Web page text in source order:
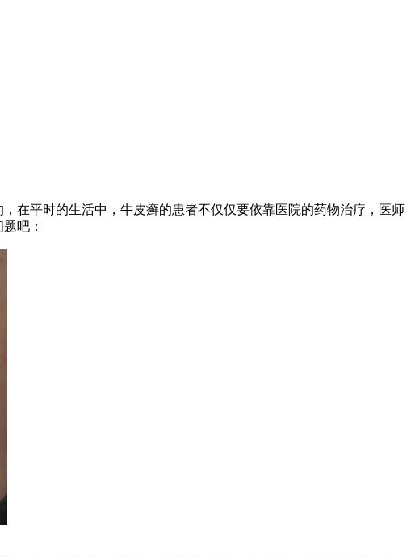
在平时的生活中，牛皮癣的患者不仅仅要依靠医院的药物治疗，医师
吧：